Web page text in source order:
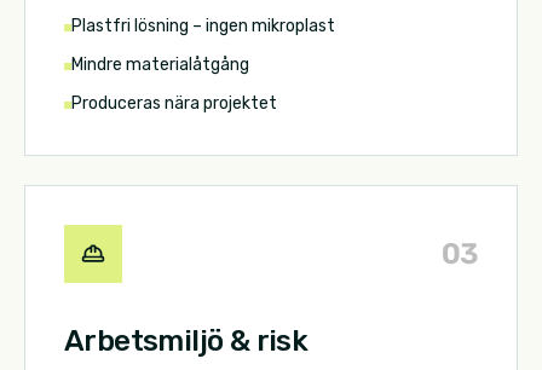
Plastfri lösning – ingen mikroplast
Mindre materialåtgång
Produceras nära projektet
03
Arbetsmiljö & risk